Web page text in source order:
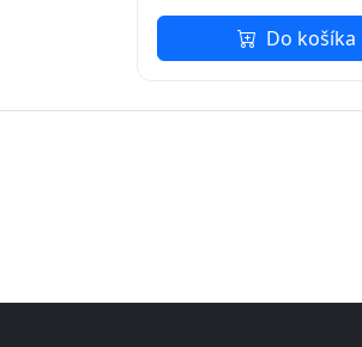
Do košíka